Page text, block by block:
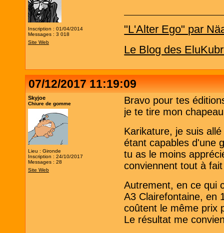
Inscription : 01/04/2014
Messages : 3 018
Site Web
"L'Alter Ego" par
Le Blog des
07/12/2017 11:19:09
Skyjoe
Chiure de gomme
Lieu : Gironde
Inscription : 24/10/2017
Messages : 28
Site Web
Bravo pour tes
je te tire mon
Karikature, je suis
étant capables d'une
tu as le moins
conviennent tout à
Autrement, en ce qui
A3 Clairefontaine, en
coûtent le même prix
Le résultat me